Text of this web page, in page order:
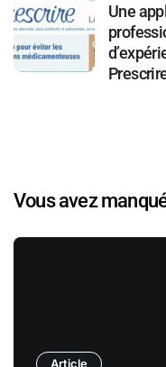
Une
Vous avez
Article